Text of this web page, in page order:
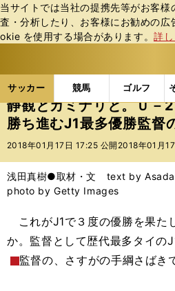
当サイトでは当社の提携先等がお客様
査・分析したり、お客様にお勧めの
okie を使⽤する場合があります。詳
サッカー 競馬 ゴルフ
ス
ポ
ル
バ
サッカーの記事一覧 サッ
静観とカミナリと。Ｕ－
勝ち進むJ1最多優勝監督
2018年01月17日 17:25 公開 2018年01月
浅田真樹●取材・文 text by
photo by Getty Images
これがJ1で３度の優勝を果た
か。監督として歴代最多タイの
監督の、さすがの手綱さばき